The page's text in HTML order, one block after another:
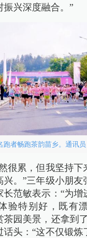
振兴深度融合。”
跑者畅跑茶韵苗乡。通讯
很累，但我坚持下
兴。”三年级小朋友
长范敏表示：“为增
验特别好，既有
茶园美景，还拿到
话头：“这不仅锻炼